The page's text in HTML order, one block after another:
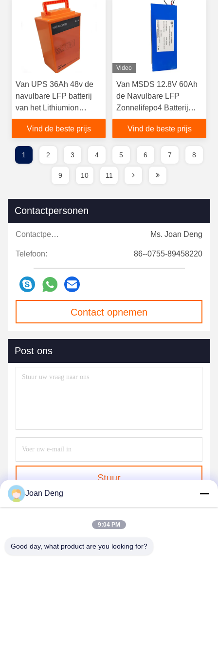
Van UPS 36Ah 48v de
navulbare LFP batterij
van het Lithiumion
battery deep cycle BMS
Vind de beste prijs
Video
Van MSDS 12.8V 60Ah
de Navulbare LFP
Zonnelifepo4 Batterij
van het Lithiumion
battery pack UPS
Vind de beste prijs
1 2 3 4 5 6 7 8
9 10 11
Contactpersonen
Contactpersonen: Ms. Joan Deng
Telefoon: 86--0755-89458220
Contact opnemen
Post ons
Stuur
Joan Deng
9:04 PM
Good day, what product are you looking for?